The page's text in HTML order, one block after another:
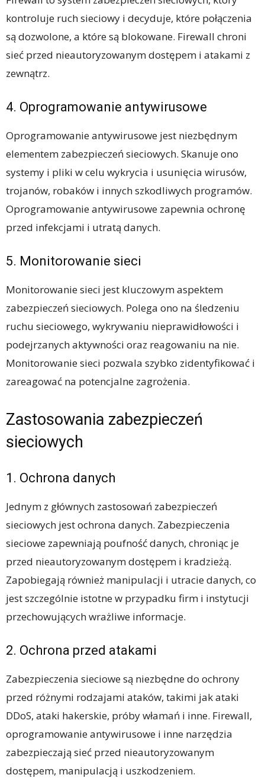
kontroluje ruch sieciowy i decyduje, które połączenia
są dozwolone, a które są blokowane. Firewall chroni
sieć przed nieautoryzowanym dostępem i atakami z
zewnątrz.
4. Oprogramowanie antywirusowe
Oprogramowanie antywirusowe jest niezbędnym
elementem zabezpieczeń sieciowych. Skanuje ono
systemy i pliki w celu wykrycia i usunięcia wirusów,
trojanów, robaków i innych szkodliwych programów.
Oprogramowanie antywirusowe zapewnia ochronę
przed infekcjami i utratą danych.
5. Monitorowanie sieci
Monitorowanie sieci jest kluczowym aspektem
zabezpieczeń sieciowych. Polega ono na śledzeniu
ruchu sieciowego, wykrywaniu nieprawidłowości i
podejrzanych aktywności oraz reagowaniu na nie.
Monitorowanie sieci pozwala szybko zidentyfikować i
zareagować na potencjalne zagrożenia.
Zastosowania zabezpieczeń
sieciowych
1. Ochrona danych
Jednym z głównych zastosowań zabezpieczeń
sieciowych jest ochrona danych. Zabezpieczenia
sieciowe zapewniają poufność danych, chroniąc je
przed nieautoryzowanym dostępem i kradzieżą.
Zapobiegają również manipulacji i utracie danych, co
jest szczególnie istotne w przypadku firm i instytucji
przechowujących wrażliwe informacje.
2. Ochrona przed atakami
Zabezpieczenia sieciowe są niezbędne do ochrony
przed różnymi rodzajami ataków, takimi jak ataki
DDoS, ataki hakerskie, próby włamań i inne. Firewall,
oprogramowanie antywirusowe i inne narzędzia
zabezpieczają sieć przed nieautoryzowanym
dostępem, manipulacją i uszkodzeniem.